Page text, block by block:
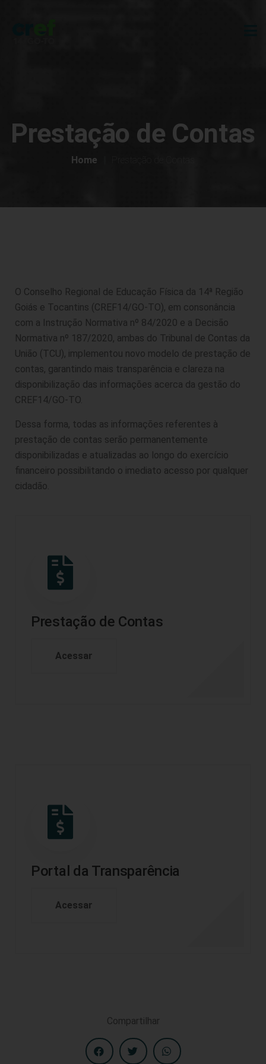
Prestação de Contas
Home
O Conselho Regional de Educação Física da 14ª Região
Goiás e Tocantins (CREF14/GO-TO), em consonância
com a Instrução Normativa nº 84/2020 e a Decisão
Normativa nº 187/2020, ambas do Tribunal de Contas da
União (TCU), implementou novo modelo de prestação de
contas, garantindo mais transparência e clareza na
disponibilização das informações acerca da gestão do
CREF14/GO-TO.
Dessa forma, todas as informações referentes à
prestação de contas serão permanentemente
disponibilizadas e atualizadas ao longo do exercício
financeiro possibilitando o imediato acesso por qualquer
cidadão.
Prestação de Contas
Acessar
Portal da Transparência
Acessar
Compartilhar